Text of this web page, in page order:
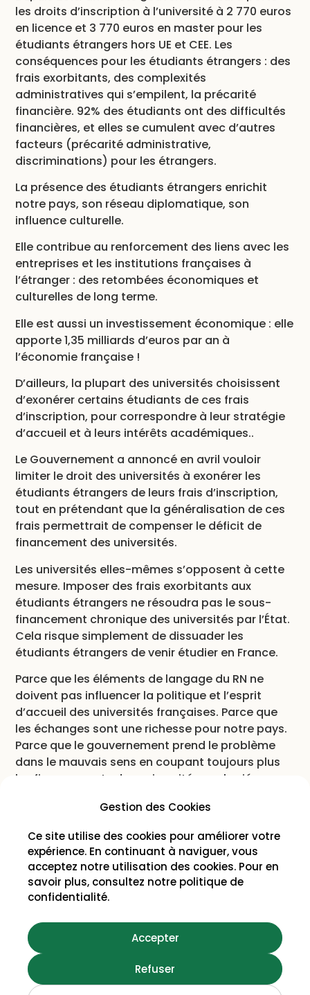
Gestion des Cookies
Ce site utilise des cookies pour améliorer votre
expérience. En continuant à naviguer, vous
acceptez notre utilisation des cookies. Pour en
savoir plus, consultez notre politique de
confidentialité.
Accepter
Refuser
les droits d’inscription à l’université à 2 770 euros
en licence et 3 770 euros en master pour les
étudiants étrangers hors UE et CEE. Les
conséquences pour les étudiants étrangers : des
frais exorbitants, des complexités
administratives qui s’empilent, la précarité
financière. 92% des étudiants ont des difficultés
financières, et elles se cumulent avec d’autres
facteurs (précarité administrative,
discriminations) pour les étrangers.
La présence des étudiants étrangers enrichit
notre pays, son réseau diplomatique, son
influence culturelle.
Elle contribue au renforcement des liens avec les
entreprises et les institutions françaises à
l’étranger : des retombées économiques et
culturelles de long terme.
Elle est aussi un investissement économique : elle
apporte 1,35 milliards d’euros par an à
l’économie française !
D’ailleurs, la plupart des universités choisissent
d’exonérer certains étudiants de ces frais
d’inscription, pour correspondre à leur stratégie
d’accueil et à leurs intérêts académiques..
Le Gouvernement a annoncé en avril vouloir
limiter le droit des universités à exonérer les
étudiants étrangers de leurs frais d’inscription,
tout en prétendant que la généralisation de ces
frais permettrait de compenser le déficit de
financement des universités.
Les universités elles-mêmes s’opposent à cette
mesure. Imposer des frais exorbitants aux
étudiants étrangers ne résoudra pas le sous-
financement chronique des universités par l’État.
Cela risque simplement de dissuader les
étudiants étrangers de venir étudier en France.
Parce que les éléments de langage du RN ne
doivent pas influencer la politique et l’esprit
d’accueil des universités françaises. Parce que
les échanges sont une richesse pour notre pays.
Parce que le gouvernement prend le problème
dans le mauvais sens en coupant toujours plus
les financements des universités asphyxiées…
une proposition de résolution
Gouvernement la suppression de cette mesure
tarifaire.
2026 © Christine Arrighi